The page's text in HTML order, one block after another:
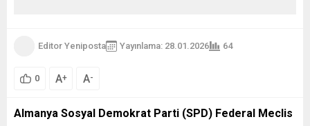
Editor Yeniposta Yayınlama: 28.01.2026 64
0 A+ A-
Almanya Sosyal Demokrat Parti (SPD) Federal Meclis